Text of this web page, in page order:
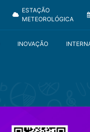
ESTAÇÃO
METEOROLÓGICA
INOVAÇÃO